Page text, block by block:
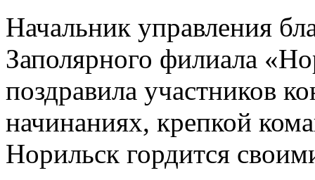
Начальник управления
Заполярного филиала
поздравила участников
начинаниях, крепкой
Норильск гордится